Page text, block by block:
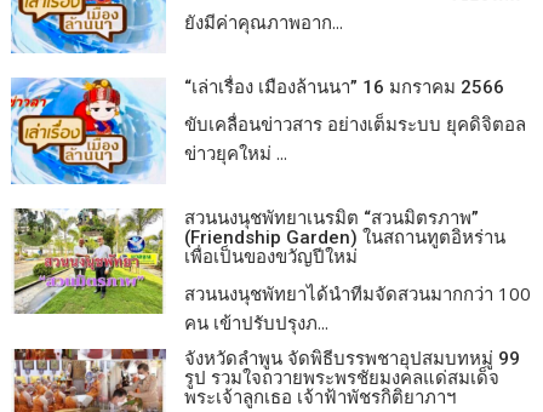
ยังมีค่าคุณภาพอาก...
“เล่าเรื่อง เมืองล้านนา” 16 มกราคม 2566
ขับเคลื่อนข่าวสาร อย่างเต็มระบบ ยุคดิจิตอล
ข่าวยุคใหม่ ...
สวนนงนุชพัทยาเนรมิต “สวนมิตรภาพ”
(Friendship Garden) ในสถานทูตอิหร่าน
เพื่อเป็นของขวัญปีใหม่
สวนนงนุชพัทยาได้นำทีมจัดสวนมากกว่า 100
คน เข้าปรับปรุงภ...
จังหวัดลำพูน จัดพิธีบรรพชาอุปสมบทหมู่ 99
รูป รวมใจถวายพระพรชัยมงคลแด่สมเด็จ
พระเจ้าลูกเธอ เจ้าฟ้าพัชรกิติยาภาฯ